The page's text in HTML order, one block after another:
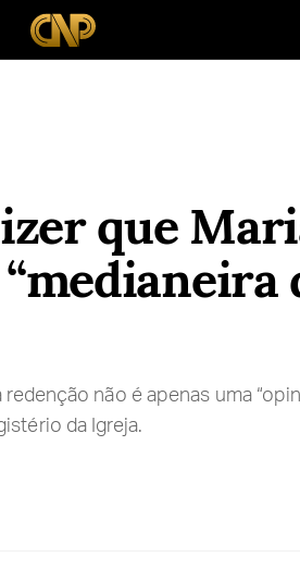
que
não é apenas uma
da Igreja.